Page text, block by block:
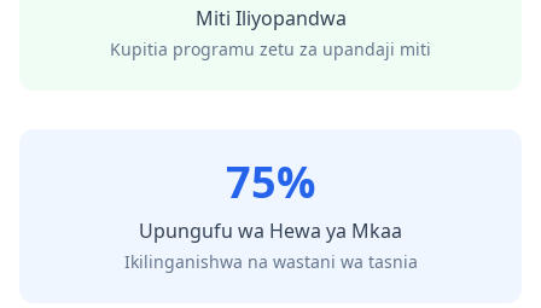
Miti Iliyopandwa
Kupitia programu zetu za upandaji miti
75%
Upungufu wa Hewa ya Mkaa
Ikilinganishwa na wastani wa tasnia